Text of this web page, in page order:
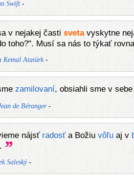
Swift-
v nejakej časti svetavyskytne
toho?". Musí sa nás to týkať
Kemal Atatürk-
zamilovaní, obsiahli sme v
de Béranger-
nájsť radosťa Božiu vôľuaj v
Saleský-